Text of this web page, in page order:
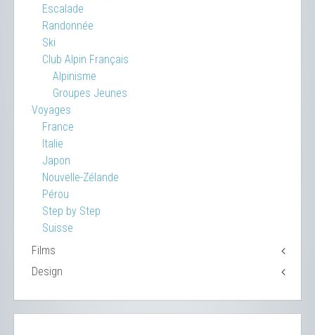
Escalade
Randonnée
Ski
Club Alpin Français
Alpinisme
Groupes Jeunes
Voyages
France
Italie
Japon
Nouvelle-Zélande
Pérou
Step by Step
Suisse
Films
Design